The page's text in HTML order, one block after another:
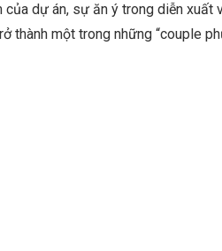
dự án, sự ăn ý trong diễn xuất
thành một trong những “couple